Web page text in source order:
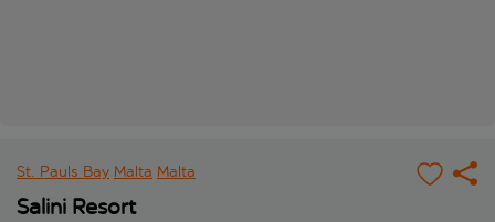
St. Pauls Bay Malta Malta
Salini Resort